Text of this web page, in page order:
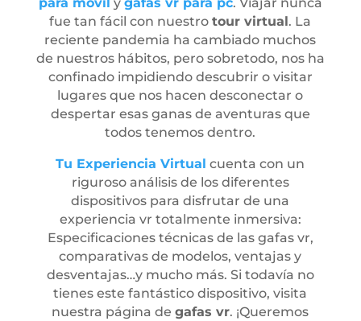
fue tan fácil con nuestrotour virtual . La
reciente pandemia ha cambiado muchos
de nuestros hábitos, pero sobretodo, nos ha
confinado impidiendo descubrir o visitar
lugares que nos hacen desconectar o
despertar esas ganas de aventuras que
todos tenemos dentro.
Tu Experiencia Virtual cuenta con un
riguroso análisis de los diferentes
dispositivos para disfrutar de una
experiencia vr totalmente inmersiva:
Especificaciones técnicas de las gafas vr,
comparativas de modelos, ventajas y
desventajas…y mucho más. Si todavía no
tienes este fantástico dispositivo, visita
nuestra página degafas vr. ¡Queremos